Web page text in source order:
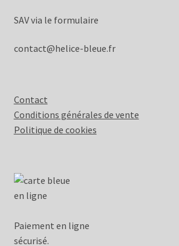
SAV via le formulaire
contact@helice-bleue.fr
Contact
Conditions générales de vente
Politique de cookies
Paiement en ligne
sécurisé.